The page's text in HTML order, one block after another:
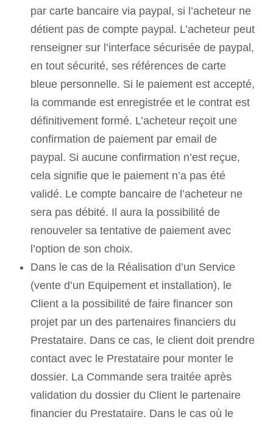
par carte bancaire via paypal, si l’acheteur ne
détient pas de compte paypal. L’acheteur peut
renseigner sur l’interface sécurisée de paypal,
en tout sécurité, ses références de carte
bleue personnelle. Si le paiement est accepté,
la commande est enregistrée et le contrat est
définitivement formé. L’acheteur reçoit une
confirmation de paiement par email de
paypal. Si aucune confirmation n’est reçue,
cela signifie que le paiement n’a pas été
validé. Le compte bancaire de l’acheteur ne
sera pas débité. Il aura la possibilité de
renouveler sa tentative de paiement avec
l’option de son choix.
Dans le cas de la Réalisation d’un Service
(vente d’un Equipement et installation), le
Client a la possibilité de faire financer son
projet par un des partenaires financiers du
Prestataire. Dans ce cas, le client doit prendre
contact avec le Prestataire pour monter le
dossier. La Commande sera traitée après
validation du dossier du Client le partenaire
financier du Prestataire. Dans le cas où le